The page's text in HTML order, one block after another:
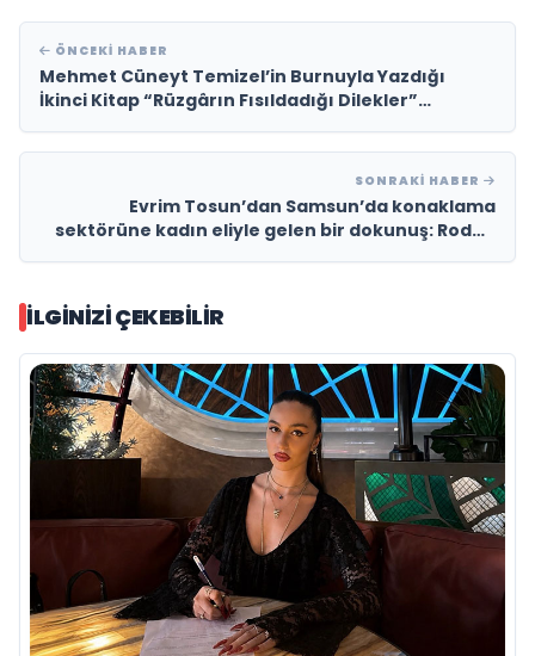
ÖNCEKI HABER
Mehmet Cüneyt Temizel’in Burnuyla Yazdığı
İkinci Kitap “Rüzgârın Fısıldadığı Dilekler”
SONRAKI HABER
Evrim Tosun’dan Samsun’da konaklama
sektörüne kadın eliyle gelen bir dokunuş: Roden
İLGINIZI ÇEKEBILIR